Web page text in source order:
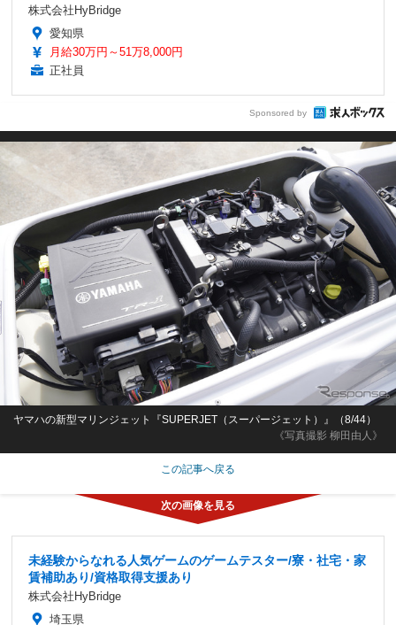
株式会社HyBridge
愛知県
月給30万円～51万8,000円
正社員
Sponsored by
《写真撮影 柳田由人》
ヤマハの新型マリンジェット『SUPERJET（スーパージェット）』（8/44）
この記事へ戻る
未経験からなれる人気ゲームのゲームテスター/寮・社宅・家
賃補助あり/資格取得支援あり
株式会社HyBridge
埼玉県